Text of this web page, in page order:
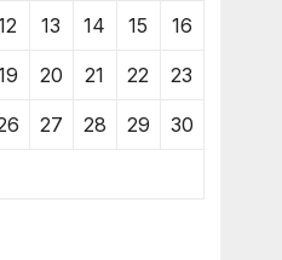
13 14 15 16
20 21 22 23
27 28 29 30